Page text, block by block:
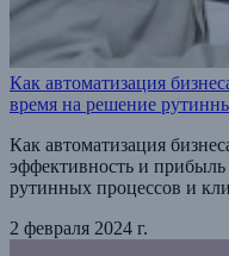
Как автоматизация
время на решение
Как автоматизация
эффективность и
рутинных процессов и
2 февраля 2024 г.